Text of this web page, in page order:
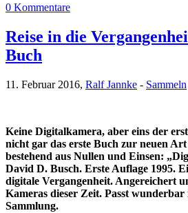
0 Kommentare
Reise in die
Buch
11. Februar 2016, Ralf Jannke - Sammeln
Keine Digitalkamera, aber eins der
nicht gar das erste Buch zur neuen
bestehend aus Nullen und Einsen:
David D. Busch. Erste Auflage 1995.
digitale Vergangenheit. Angereichert
Kameras dieser Zeit. Passt
Sammlung.